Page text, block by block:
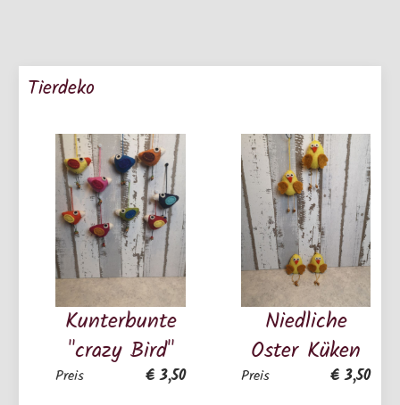
Tierdeko
Kunterbunte
"crazy Bird"
Preis € 3,50
Niedliche
Oster Küken
Preis € 3,50